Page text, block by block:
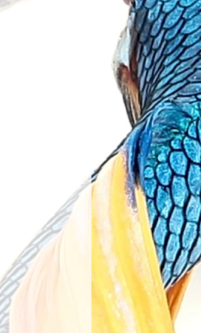
ödemeniz
kargo